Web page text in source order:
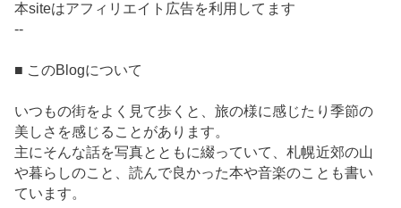
本siteはアフィリエイト広告を利用してます
--
■ このBlogについて
いつもの街をよく見て歩くと、旅の様に感じたり季節の
美しさを感じることがあります。
主にそんな話を写真とともに綴っていて、札幌近郊の山
や暮らしのこと、読んで良かった本や音楽のことも書い
ています。